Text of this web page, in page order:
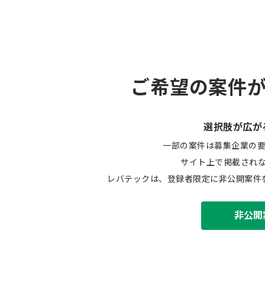
ご希望の案件
選択肢が広が
一部の案件は募集企業の
サイト上で掲載され
レバテックは、登録者限定に非公開案
非公